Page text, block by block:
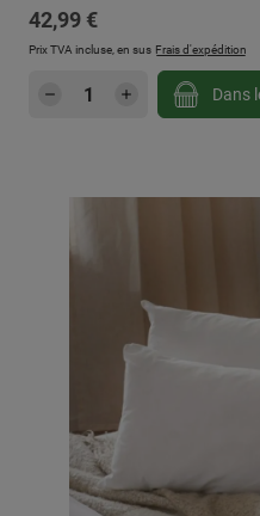
Prix régulier :
42,99 €
Prix TVA incluse, en sus Frais d'expédition
Quantité de Dans